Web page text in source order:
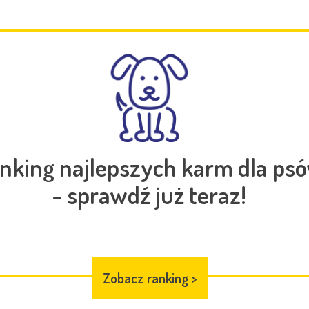
najlepszych karm dla
- sprawdź już teraz!
Zobacz ranking >